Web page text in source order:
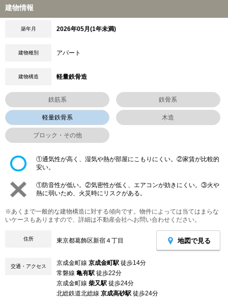
建物情報
築年月 2026年05月(1年未満)
建物種別 アパート
建物構造 軽量鉄骨造
鉄筋系 鉄骨系
軽量鉄骨系 木造
ブロック・その他
①通気性が高く、湿気や熱が部屋にこもりにくい。②家賃が比較的
安い。
①防音性が低い。②気密性が低く、エアコンが効きにくい。③火や
熱に弱いため、火災時にリスクがある。
※あくまで一般的な建物構造に対する傾向です。物件によっては当てはまらな
いケースもありますので、詳細は不動産会社へお問い合わせください。
住所 東京都葛飾区新宿４丁目 地図で見る
交通・アクセス 京成金町線 京成金町駅 徒歩14分
常磐線 亀有駅 徒歩22分
京成金町線 柴又駅 徒歩24分
北総鉄道北総線 京成高砂駅 徒歩24分